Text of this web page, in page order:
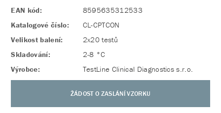
EAN kód:
8595635312533
Katalogové číslo:
CL-CPTCON
Velikost balení:
2x20 testů
Skladování:
2-8 °C
Výrobce:
TestLine Clinical Diagnostics s.r.o.
ŽÁDOST O ZASLÁNÍ VZORKU